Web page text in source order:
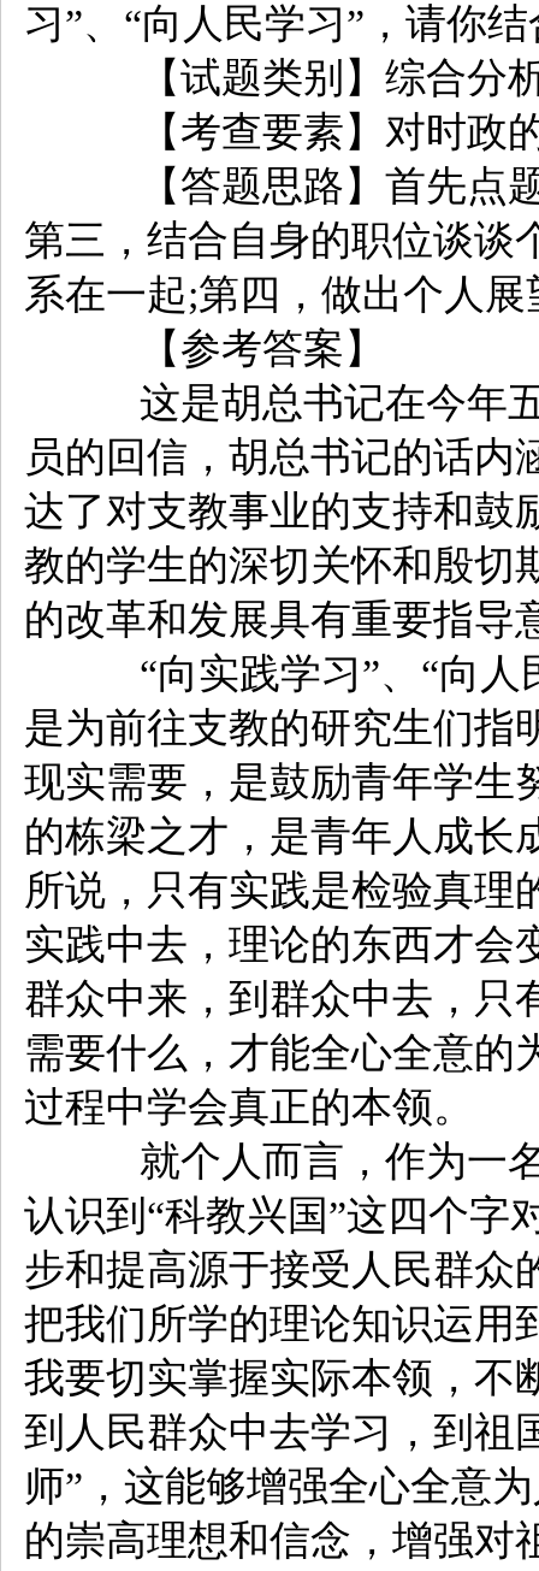
习”、“向人民学习”，请你
【试题类别】综合分
【考查要素】对时政的
【答题思路】首先点题
第三，结合自身的职位谈谈
系在一起;第四，做出个人展
【参考答案】
这是胡总书记在今年五
员的回信，胡总书记的话内
达了对支教事业的支持和鼓
教的学生的深切关怀和殷切
的改革和发展具有重要指导
“向实践学习”、“向人
是为前往支教的研究生们指
现实需要，是鼓励青年学生
的栋梁之才，是青年人成长
所说，只有实践是检验真理
实践中去，理论的东西才会
群众中来，到群众中去，只
需要什么，才能全心全意的
过程中学会真正的本领。
就个人而言，作为一名
认识到“科教兴国”这四个字
步和提高源于接受人民群众
把我们所学的理论知识运用
我要切实掌握实际本领，不
到人民群众中去学习，到祖
师”，这能够增强全心全意
的崇高理想和信念，增强对